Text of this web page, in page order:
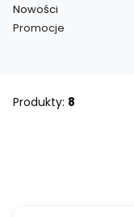
Nowości
Promocje
Produkty: 8